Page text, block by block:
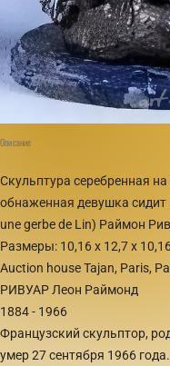
Описание
Скульптура серебренная
обнаженная девушка сидит
une gerbe de Lin) Раймон
Размеры: 10,16 x 12,7 x
Auction house Tajan, Paris,
РИВУАР Леон Раймонд
1884 - 1966
Французский скульптор,
умер 27 сентября 1966 года.